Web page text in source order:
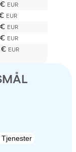
EUR
EUR
EUR
EUR
€ EUR
Tjenester